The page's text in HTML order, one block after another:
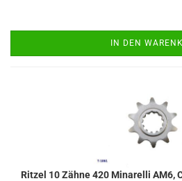
IN DEN
Ritzel 10 Zähne 420 Minarelli AM6,